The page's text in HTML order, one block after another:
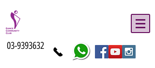
03-9393632